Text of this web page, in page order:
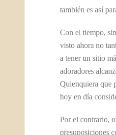
también es así
Con el tiempo,
visto ahora no
a tener un sitio
adoradores
Quienquiera que
hoy en día
Por el contrario,
presuposiciones